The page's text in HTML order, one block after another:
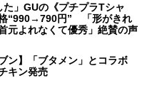
た」GUの《プチプラTシャ
“990→790円” 「形がきれ
元よれなくて優秀」絶賛の声
ブン】「ブタメン」とコラボ
キン発売